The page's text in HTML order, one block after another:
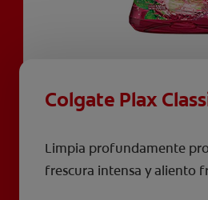
Colgate Plax
Limpia profundamente
frescura intensa y aliento